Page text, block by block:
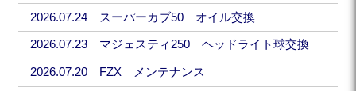
2026.07.24 スーパーカブ50 オイル交換
2026.07.23 マジェスティ250 ヘッドライト球交換
2026.07.20 FZX メンテナンス